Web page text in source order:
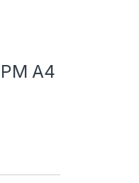
A4